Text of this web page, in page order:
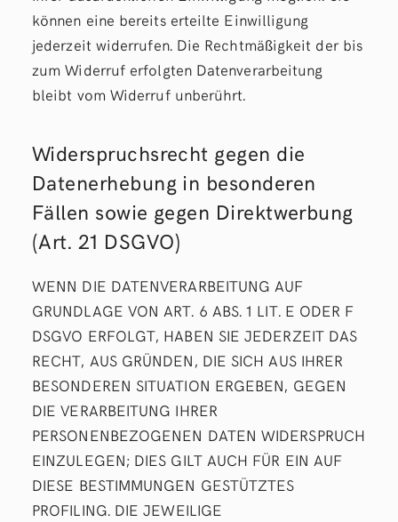
können eine bereits erteilte Einwilligung
jederzeit widerrufen. Die Rechtmäßigkeit der bis
zum Widerruf erfolgten Datenverarbeitung
bleibt vom Widerruf unberührt.
Widerspruchsrecht gegen die
Datenerhebung in besonderen
Fällen sowie gegen Direktwerbung
(Art. 21 DSGVO)
WENN DIE DATENVERARBEITUNG AUF
GRUNDLAGE VON ART. 6 ABS. 1 LIT. E ODER F
DSGVO ERFOLGT, HABEN SIE JEDERZEIT DAS
RECHT, AUS GRÜNDEN, DIE SICH AUS IHRER
BESONDEREN SITUATION ERGEBEN, GEGEN
DIE VERARBEITUNG IHRER
PERSONENBEZOGENEN DATEN WIDERSPRUCH
EINZULEGEN; DIES GILT AUCH FÜR EIN AUF
DIESE BESTIMMUNGEN GESTÜTZTES
PROFILING. DIE JEWEILIGE